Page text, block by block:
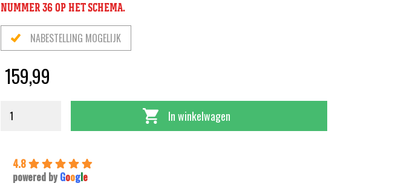
NUMMER 36 OP HET SCHEMA.
NABESTELLING MOGELIJK
159,99
In winkelwagen
4.8
powered by Google